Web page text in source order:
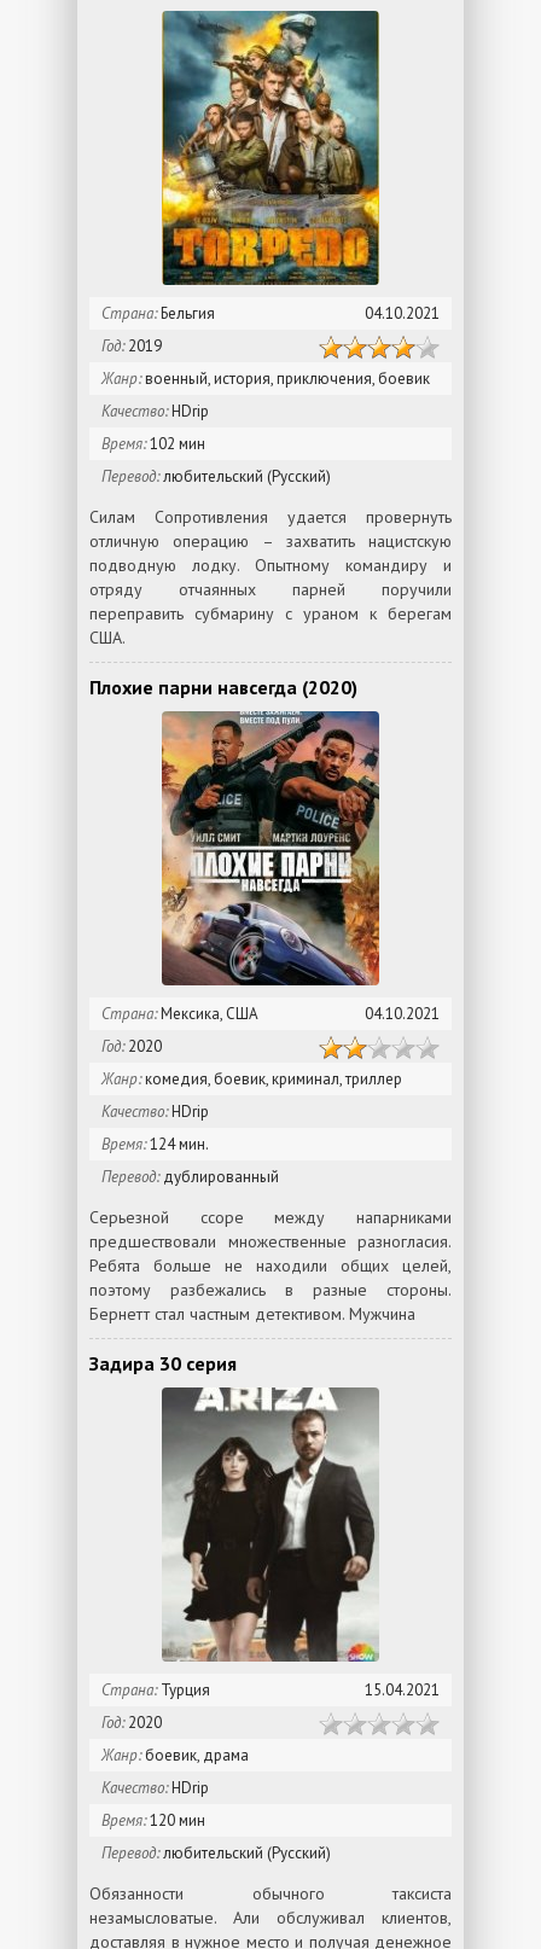
Страна:Бельгия
04.10.2021
Год:2019
Жанр:военный, история, приключения, боевик
Качество:HDrip
Время:102 мин
Перевод:любительский (Русский)
Силам Сопротивления удается провернуть
отличную операцию – захватить нацистскую
подводную лодку. Опытному командиру и
отряду отчаянных парней поручили
переправить субмарину с ураном к берегам
США.
Плохие парни навсегда (2020)
Страна:Мексика, США
04.10.2021
Год:2020
Жанр:комедия, боевик, криминал, триллер
Качество:HDrip
Время:124 мин.
Перевод:дублированный
Серьезной ссоре между напарниками
предшествовали множественные разногласия.
Ребята больше не находили общих целей,
поэтому разбежались в разные стороны.
Бернетт стал частным детективом. Мужчина
Задира 30 серия
Страна:Турция
15.04.2021
Год:2020
Жанр:боевик, драма
Качество:HDrip
Время:120 мин
Перевод:любительский (Русский)
Обязанности обычного таксиста
незамысловатые. Али обслуживал клиентов,
доставляя в нужное место и получая денежное